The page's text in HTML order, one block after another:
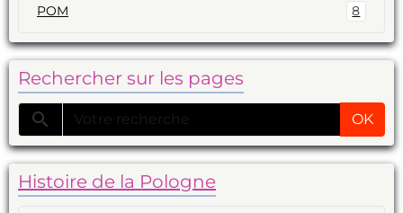
POM 8
Rechercher sur les pages
OK
Histoire de la Pologne